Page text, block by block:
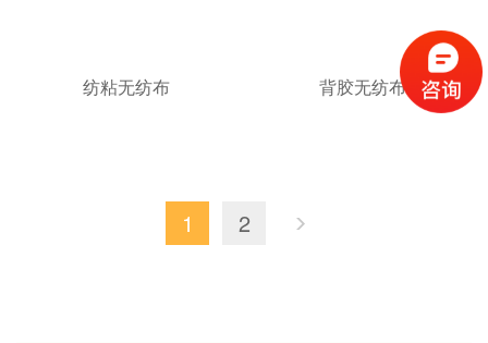
纺粘无纺布 背胶无纺布
1 2